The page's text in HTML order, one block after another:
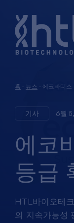
홈 - 뉴스 - 에코바디스
기사 6월
에코
등급
HTL바이오테
의 지속가능성